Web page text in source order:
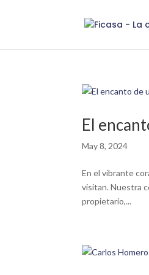
El
May 8, 2024
En el vibrante
visitan. Nuestra
propietario,...